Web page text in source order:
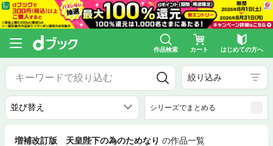
作品検索 カート はじめての方へ
絞り込み
シリーズでまとめる
増補改訂版 天皇陛下の為のためなり の作品一覧